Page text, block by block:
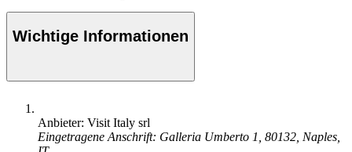
Wichtige Informationen
Anbieter: Visit Italy srl
Eingetragene Anschrift: Galleria Umberto 1, 80132, Naples,